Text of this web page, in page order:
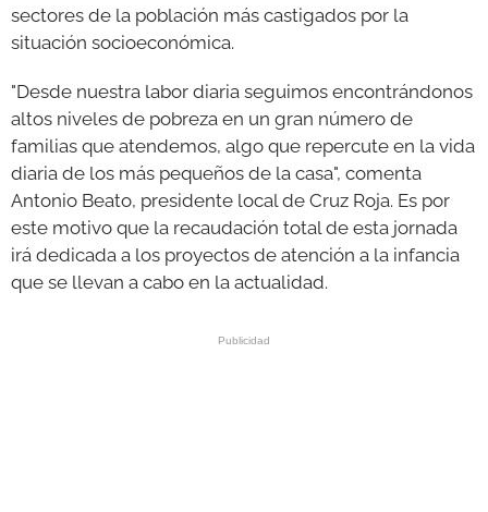
sectores de la población más castigados por la
situación socioeconómica.
"Desde nuestra labor diaria seguimos encontrándonos
altos niveles de pobreza en un gran número de
familias que atendemos, algo que repercute en la vida
diaria de los más pequeños de la casa", comenta
Antonio Beato, presidente local de Cruz Roja. Es por
este motivo que la recaudación total de esta jornada
irá dedicada a los proyectos de atención a la infancia
que se llevan a cabo en la actualidad.